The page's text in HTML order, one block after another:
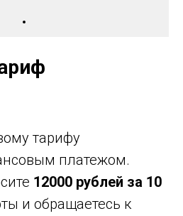
тарифу
платежом.
12000 рублей за 10
и обращаетесь к